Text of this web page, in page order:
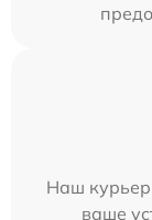
Наш курьер
ваше